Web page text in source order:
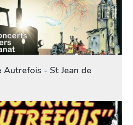
Autrefois - St Jean de